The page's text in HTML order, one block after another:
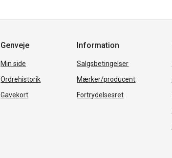
Genveje
Min side
Ordrehistorik
Gavekort
Information
Salgsbetingelser
Mærker/producent
Fortrydelsesret